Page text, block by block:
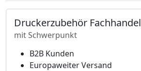
Druckerzubehör Fachhandel
mit Schwerpunkt
B2B Kunden
Europaweiter Versand